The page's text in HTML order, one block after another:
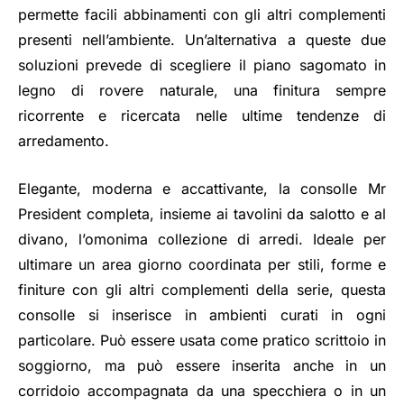
permette facili abbinamenti con gli altri complementi
presenti nell’ambiente. Un’alternativa a queste due
soluzioni prevede di scegliere il piano sagomato in
legno di rovere naturale, una finitura sempre
ricorrente e ricercata nelle ultime tendenze di
arredamento.
Elegante, moderna e accattivante, la consolle Mr
President completa, insieme ai tavolini da salotto e al
divano, l’omonima collezione di arredi. Ideale per
ultimare un area giorno coordinata per stili, forme e
finiture con gli altri complementi della serie, questa
consolle si inserisce in ambienti curati in ogni
particolare. Può essere usata come pratico scrittoio in
soggiorno, ma può essere inserita anche in un
corridoio accompagnata da una specchiera o in un